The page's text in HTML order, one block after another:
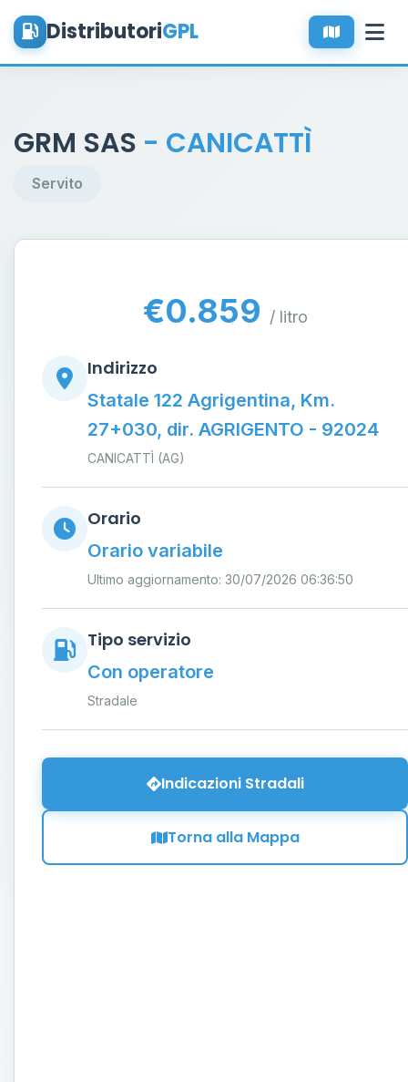
DistributoriGPL
GRM SAS - CANICATTÌ
Servito
€0.859 / litro
Indirizzo
Statale 122 Agrigentina, Km.
27+030, dir. AGRIGENTO - 92024
CANICATTÌ (AG)
Orario
Orario variabile
Ultimo aggiornamento: 30/07/2026 06:36:50
Tipo servizio
Con operatore
Stradale
Indicazioni Stradali
Torna alla Mappa